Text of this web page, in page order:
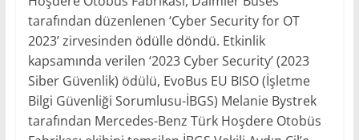
tarafından düzenlenen ‘Cyber Security for OT
2023’ zirvesinden ödülle döndü. Etkinlik
kapsamında verilen ‘2023 Cyber Security’ (2023
Siber Güvenlik) ödülü, EvoBus EU BISO (İşletme
Bilgi Güvenliği Sorumlusu-İBGS) Melanie Bystrek
tarafından Mercedes-Benz Türk Hoşdere Otobüs